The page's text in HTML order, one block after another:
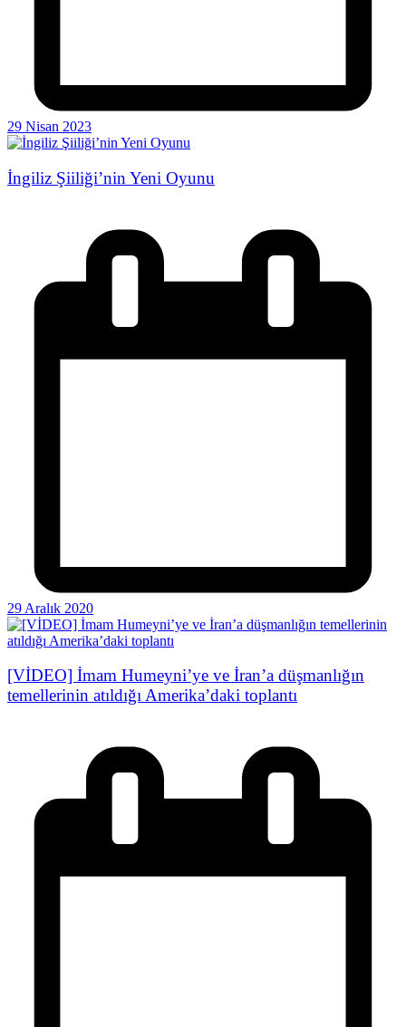
29 Nisan 2023
İngiliz Şiiliği’nin Yeni Oyunu
29 Aralık 2020
[VİDEO] İmam Humeyni’ye ve İran’a düşmanlığın
temellerinin atıldığı Amerika’daki toplantı